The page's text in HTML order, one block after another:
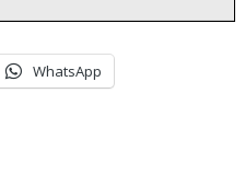
WhatsApp